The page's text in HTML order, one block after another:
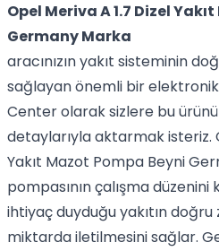
Opel Meriva A 1.7 Dizel
Germany Marka
aracınızın yakıt sisteminin
sağlayan önemli bir
Center olarak sizlere bu
detaylarıyla aktarmak isteriz.
Yakıt Mazot Pompa Beyni
pompasının çalışma
ihtiyaç duyduğu yakıtın
miktarda iletilmesini sağlar.